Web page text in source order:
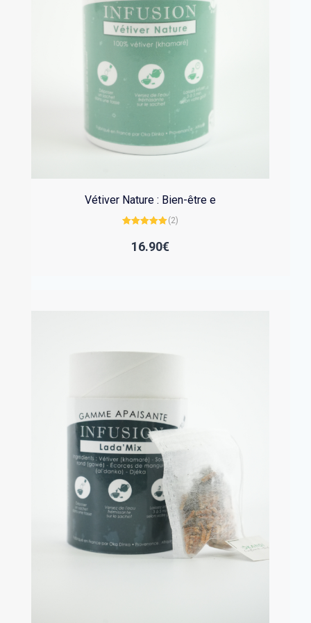
Vétiver Nature : Bien-être e
sur 5
(2)
16.90€